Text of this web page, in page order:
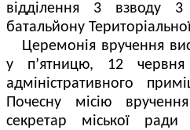
відділення 3 взводу
батальйону
Церемонія вручення
у п’ятницю, 12
адміністративного
Почесну місію
секретар міської